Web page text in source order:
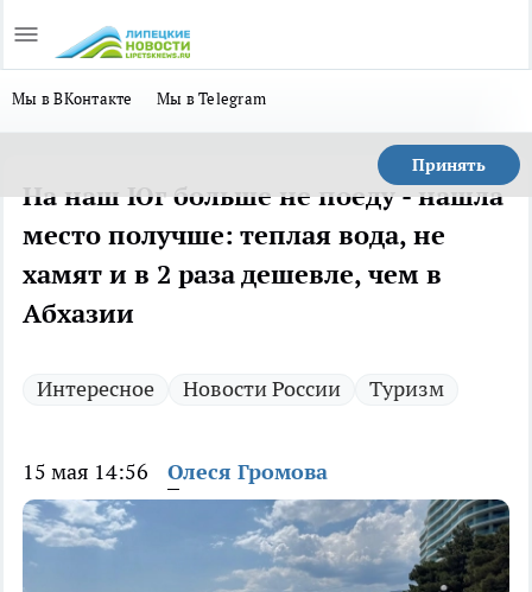
Мы в ВКонтакте Мы в Telegram
Принять
На наш Юг больше не поеду - нашла
место получше: теплая вода, не
хамят и в 2 раза дешевле, чем в
Абхазии
Интересное Новости России Туризм
15 мая 14:56 Олеся Громова